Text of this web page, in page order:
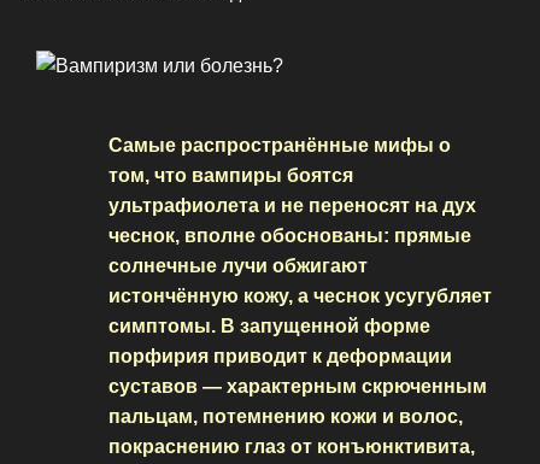
Самые распространённые мифы о
том, что вампиры боятся
ультрафиолета и не переносят на дух
чеснок, вполне обоснованы: прямые
солнечные лучи обжигают
истончённую кожу, а чеснок усугубляет
симптомы. В запущенной форме
порфирия приводит к деформации
суставов — характерным скрюченным
пальцам, потемнению кожи и волос,
покраснению глаз от конъюнктивита,